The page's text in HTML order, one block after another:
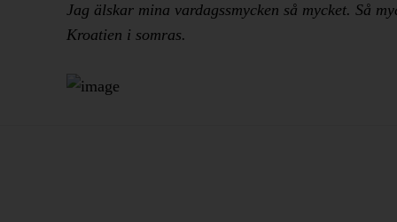
Jag älskar mina vardagssmycken så mycket. Så
Kroatien i somras.